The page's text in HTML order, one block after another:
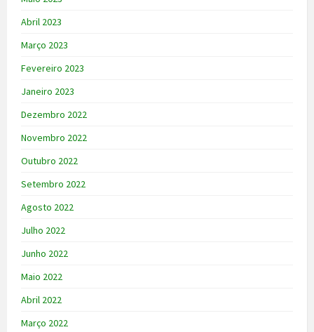
Abril 2023
Março 2023
Fevereiro 2023
Janeiro 2023
Dezembro 2022
Novembro 2022
Outubro 2022
Setembro 2022
Agosto 2022
Julho 2022
Junho 2022
Maio 2022
Abril 2022
Março 2022